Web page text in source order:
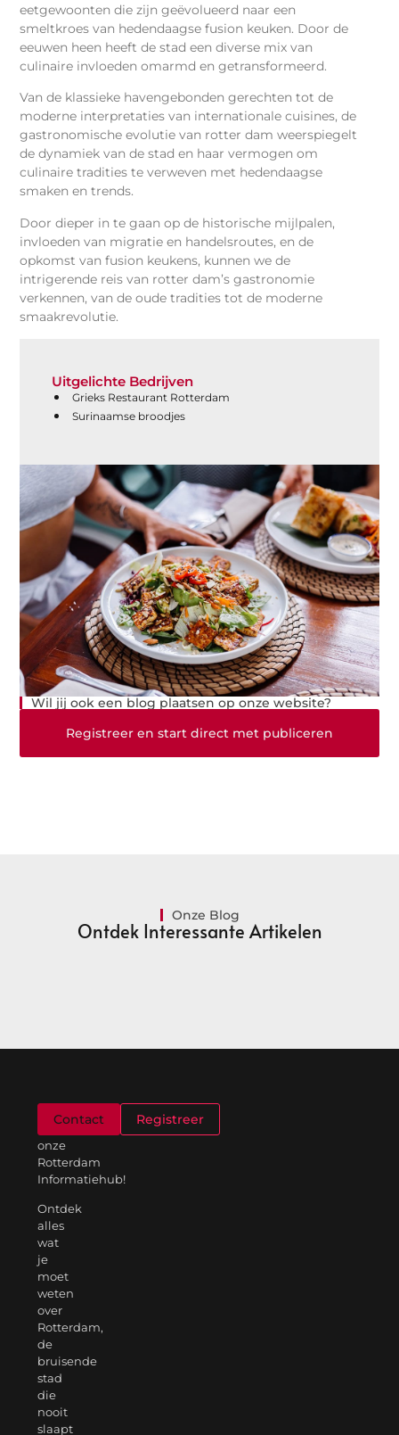
eetgewoonten die zijn geëvolueerd naar een
smeltkroes van hedendaagse fusion keuken. Door de
eeuwen heen heeft de stad een diverse mix van
culinaire invloeden omarmd en getransformeerd.
Van de klassieke havengebonden gerechten tot de
moderne interpretaties van internationale cuisines, de
gastronomische evolutie van rotter dam weerspiegelt
de dynamiek van de stad en haar vermogen om
culinaire tradities te verweven met hedendaagse
smaken en trends.
Door dieper in te gaan op de historische mijlpalen,
invloeden van migratie en handelsroutes, en de
opkomst van fusion keukens, kunnen we de
intrigerende reis van rotter dam’s gastronomie
verkennen, van de oude tradities tot de moderne
smaakrevolutie.
Uitgelichte Bedrijven
Grieks Restaurant Rotterdam
Surinaamse broodjes
Wil jij ook een blog plaatsen op onze website?
Registreer en start direct met publiceren
Onze Blog
Ontdek Interessante Artikelen
onze
Rotterdam
Informatiehub!
Ontdek
alles
wat
je
moet
weten
over
Rotterdam,
de
bruisende
stad
die
nooit
slaapt
Contact Registreer